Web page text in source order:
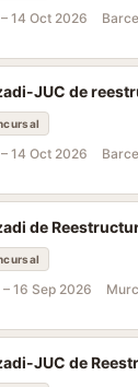
14 Oct 2026
JUC de
14 Oct 2026
de
16 Sep 2026
JUC de